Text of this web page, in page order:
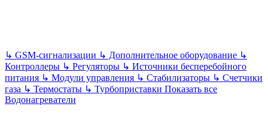
↳ GSM-сигнализации ↳ Дополнительное оборудование ↳
Контроллеры ↳ Регуляторы ↳ Источники бесперебойного
питания ↳ Модули управления ↳ Стабилизаторы ↳ Счетчики
газа ↳ Термостаты ↳ Турбоприставки Показать все
Водонагреватели